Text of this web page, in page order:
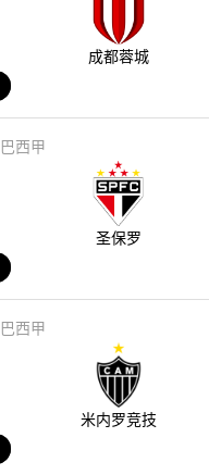
成都蓉城
巴西甲
圣保罗
巴西甲
米内罗竞技